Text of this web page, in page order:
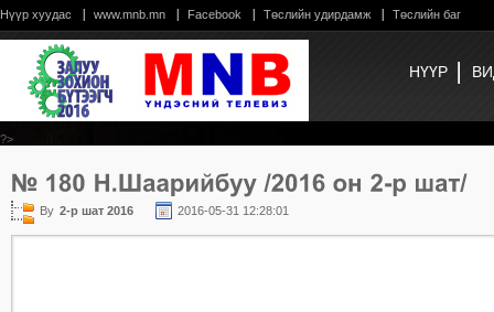
Нүүр хуудас www.mnb.mn Facebook Төслийн удирдамж Төслийн баг
НҮҮР
?>
By 2-р шат 2016 2016-05-31 12:28:01